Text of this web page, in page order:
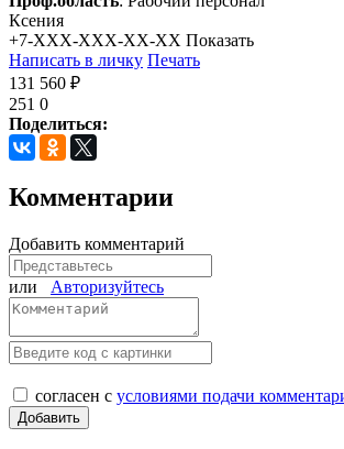
Ксения
+7-XXX-XXX-XX-XX Показать
Написать в личку Печать
131 560 ₽
251 0
Поделиться:
Комментарии
Добавить комментарий
или Авторизуйтесь
согласен с условиями подачи